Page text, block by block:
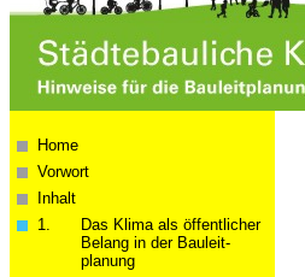
Home
Vorwort
Inhalt
1.
Das Klima als öffentlicher
Belang in der Bau­­leit­­
planung